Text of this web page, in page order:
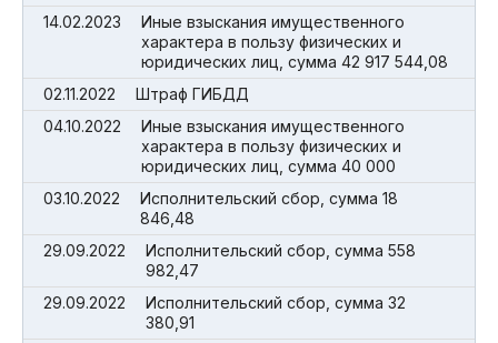
14.02.2023
Иные взыскания имущественного
характера в пользу физических и
юридических лиц, сумма 42 917 544,08
02.11.2022
Штраф ГИБДД
04.10.2022
Иные взыскания имущественного
характера в пользу физических и
юридических лиц, сумма 40 000
03.10.2022
Исполнительский сбор, сумма 18
846,48
29.09.2022
Исполнительский сбор, сумма 558
982,47
29.09.2022
Исполнительский сбор, сумма 32
380,91